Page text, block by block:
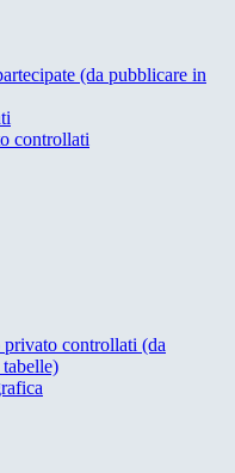
(da pubblicare in
controllati
controllati (da